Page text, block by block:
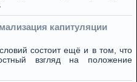
капитуляции
состоит ещё и в том, что
взгляд на положение